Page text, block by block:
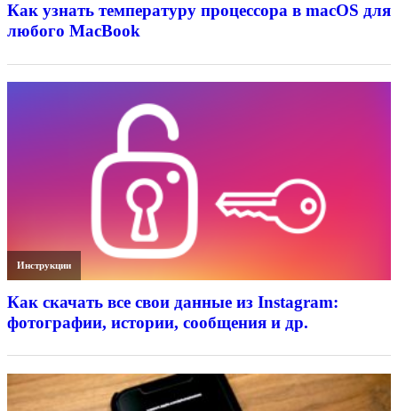
Как узнать температуру процессора в macOS для
любого MacBook
Инструкции
Как скачать все свои данные из Instagram:
фотографии, истории, сообщения и др.